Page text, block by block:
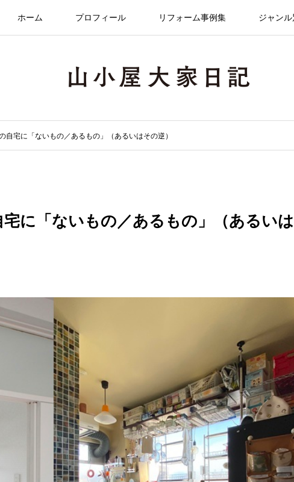
ホーム プロフィール リフォーム事例集 ジャン
自宅に「ないもの／あるもの」（あるいはその逆）
に「ないもの／あるもの」（あるいは